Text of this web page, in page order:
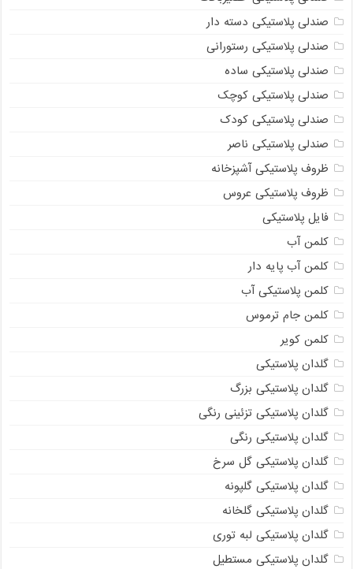
صندلی پلاستیکی دسته دار
صندلی پلاستیکی رستورانی
صندلی پلاستیکی ساده
صندلی پلاستیکی کوچک
صندلی پلاستیکی کودک
صندلی پلاستیکی ناصر
ظروف پلاستیکی آشپزخانه
ظروف پلاستیکی عروس
فایل پلاستیکی
کلمن آب
کلمن آب پایه دار
کلمن پلاستیکی آب
کلمن جام ترموس
کلمن کویر
گلدان پلاستیکی
گلدان پلاستیکی بزرگ
گلدان پلاستیکی تزئینی رنگی
گلدان پلاستیکی رنگی
گلدان پلاستیکی گل سرخ
گلدان پلاستیکی گلپونه
گلدان پلاستیکی گلخانه
گلدان پلاستیکی لبه توری
گلدان پلاستیکی مستطیل